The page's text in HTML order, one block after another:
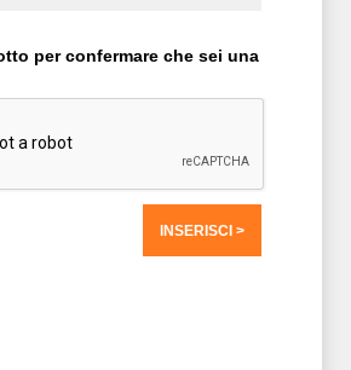
per confermare che sei una